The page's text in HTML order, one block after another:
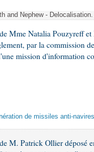
and Nephew -
Mme Natalia Pouzyreff
par la commission
mission d'information
de missiles anti-
M. Patrick Ollier déposé